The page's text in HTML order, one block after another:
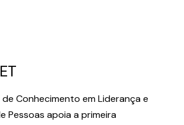
Conhecimento em Liderança e
Pessoas apoia a primeira